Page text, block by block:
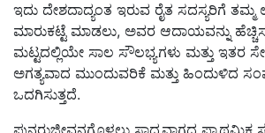
ಇದು ದೇಶದಾದ್ಯಂತ ಇರುವ ರೈತ ಸದಸ್ಯರಿಗೆ ತಮ್ಮ
ಮಾರುಕಟ್ಟೆ ಮಾಡಲು, ಅವರ ಆದಾಯವನ್ನು
ಮಟ್ಟದಲ್ಲಿಯೇ ಸಾಲ ಸೌಲಭ್ಯಗಳು ಮತ್ತು ಇತರ
ಅಗತ್ಯವಾದ ಮುಂದುವರಿಕೆ ಮತ್ತು ಹಿಂದುಳಿದ
ಒದಗಿಸುತ್ತದೆ.